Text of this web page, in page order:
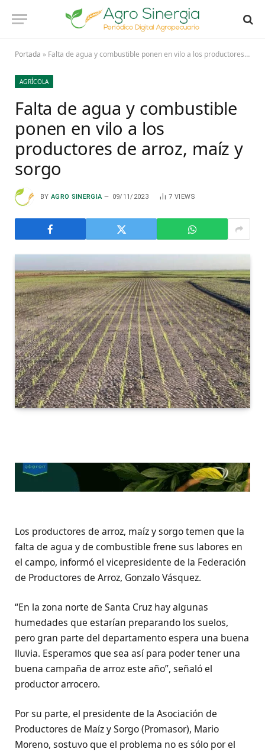
Portada » Falta de agua y combustible ponen en vilo a los productores de arroz, maíz y sorgo
AGRÍCOLA
Falta de agua y combustible
ponen en vilo a los
productores de arroz, maíz y
sorgo
BY AGRO SINERGIA 09/11/2023 7 VIEWS
Los productores de arroz, maíz y sorgo temen que la
falta de agua y de combustible frene sus labores en
el campo, informó el vicepresidente de la Federación
de Productores de Arroz, Gonzalo Vásquez.
“En la zona norte de Santa Cruz hay algunas
humedades que estarían preparando los suelos,
pero gran parte del departamento espera una buena
lluvia. Esperamos que sea así para poder tener una
buena campaña de arroz este año”, señaló el
productor arrocero.
Por su parte, el presidente de la Asociación de
Productores de Maíz y Sorgo (Promasor), Mario
Moreno, sostuvo que el problema no es sólo por el